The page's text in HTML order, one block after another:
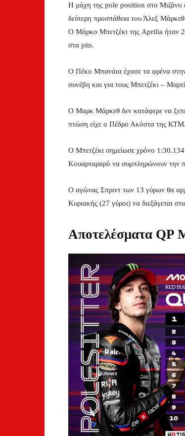
Η μάχη της pole position στο Μιζάνο
δεύτερη προσπάθεια του Άλεξ
Ο Μάρκο Μπετζέκι της Aprilia ήταν
στα pits.
Ο Πέκο Μπανάια έχασε τα φρένα
συνέβη και για τους Μπετζέκι –
Ο Μαρκ Μάρκεθ δεν κατάφερε να
πτώση είχε ο Πέδρο Ακόστα της ΚΤΜ.
Ο Μπετζέκι σημείωσε χρόνο
Κουαρταραρό να συμπληρώνουν την
Ο αγώνας Σπριντ των 13 γύρων θα
Κυριακής (27 γύροι) να διεξάγεται
Αποτελέσματα QP